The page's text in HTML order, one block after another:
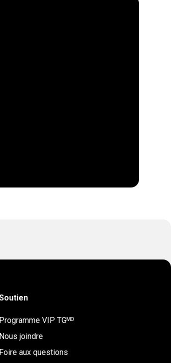
Programme VIP TGᴹᴰ
Nous joindre
Foire aux questions